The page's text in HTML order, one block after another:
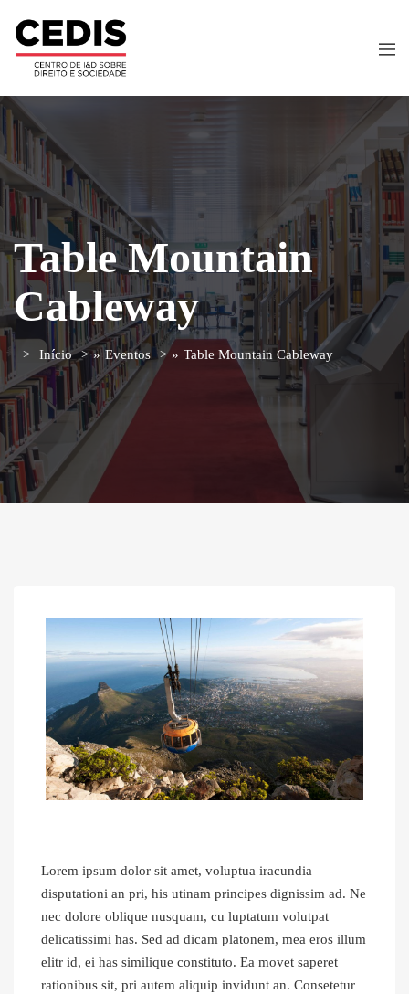
Table Mountain
Cableway
Início » Eventos » Table Mountain Cableway
Lorem ipsum dolor sit amet, voluptua iracundia
disputationi an pri, his utinam principes dignissim ad. Ne
nec dolore oblique nusquam, cu luptatum volutpat
delicatissimi has. Sed ad dicam platonem, mea eros illum
elitr id, ei has similique constituto. Ea movet saperet
rationibus sit, pri autem aliquip invidunt an. Consetetur